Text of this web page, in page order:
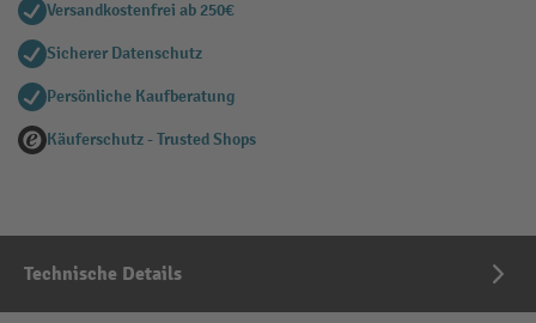
Versandkostenfrei ab 250€
Sicherer Datenschutz
Persönliche Kaufberatung
Käuferschutz - Trusted Shops
Technische Details